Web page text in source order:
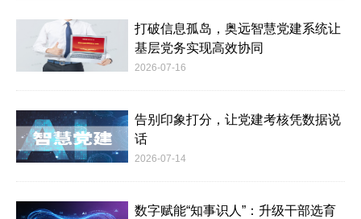
打破信息孤岛，奥远智慧党建系统让
基层党务实现高效协同
2026-07-16
告别印象打分，让党建考核凭数据说
话
2026-07-14
数字赋能“知事识人”：升级干部选育